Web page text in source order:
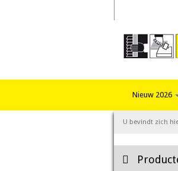
Nieuw 2026
U bevindt zich